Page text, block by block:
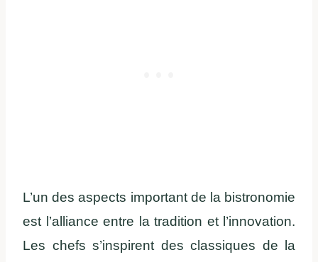
L’un des aspects important de la bistronomie
est l’alliance entre la tradition et l’innovation.
Les chefs s’inspirent des classiques de la